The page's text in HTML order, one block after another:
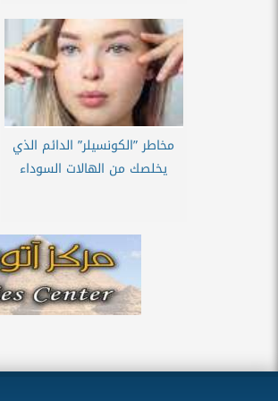
مخاطر ”الكونسيلر” الدائم الذي
يخلصك من الهالات السوداء